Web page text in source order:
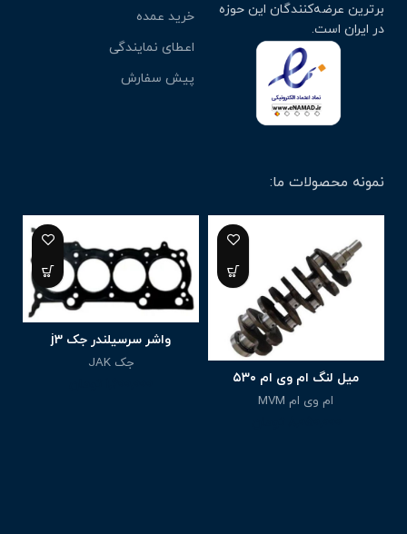
برترین عرضه‌کنندگان این حوزه
در ایران است.
خرید عمده
اعطای نمایندگی
پیش سفارش
نمونه محصولات ما:
میل لنگ ام وی ام ۵۳۰
ام وی ام MVM
واشر سرسیلندر جک j3
جک JAK